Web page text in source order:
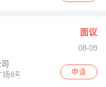
面议
08-09
8号楼东701c
申请